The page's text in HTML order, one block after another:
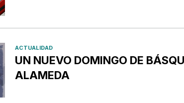
ACTUALIDAD
UN NUEVO DOMINGO DE
ALAMEDA